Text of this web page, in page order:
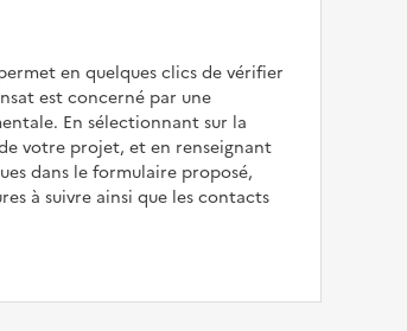
en quelques clics de vérifier
est concerné par une
En sélectionnant sur la
votre projet, et en renseignant
dans le formulaire proposé,
à suivre ainsi que les contacts